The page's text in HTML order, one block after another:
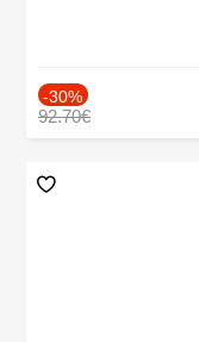
-30%
92.70€